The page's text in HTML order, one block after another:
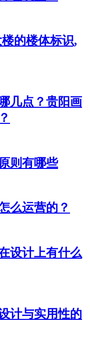
的楼体标识,
几点？贵阳画
则有哪些
么运营的？
设计上有什么
计与实用性的